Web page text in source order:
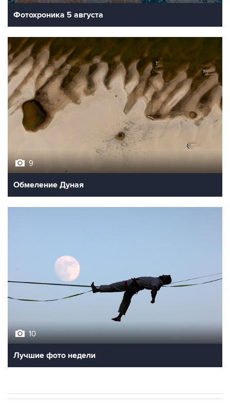
Фотохроника 5 августа
9
Обмеление Дуная
10
Лучшие фото недели